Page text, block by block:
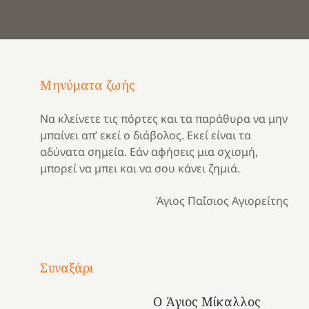
Μηνύματα ζωής
Να κλείνετε τις πόρτες και τα παράθυρα να μην
μπαίνει απ’ εκεί ο διάβολος. Εκεί είναι τα
αδύνατα σημεία. Εάν αφήσεις μια σχισμή,
μπορεί να μπει και να σου κάνει ζημιά.
Άγιος Παΐσιος Αγιορείτης
Συναξάρι
Ο Άγιος Μίκαλλος
Μια
και
Κατασκηνωτικές